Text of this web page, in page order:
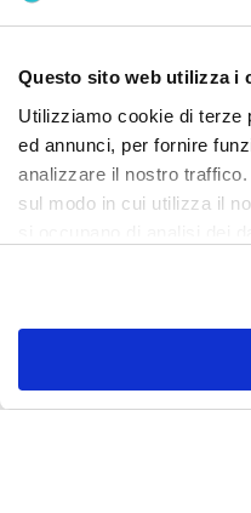
Questo sito web utilizza i
Utilizziamo cookie di terze
ed annunci, per fornire
analizzare il nostro
sul modo in cui utilizza il
fornito loro o che hanno
sito e cookie. I cookie
su ok. Puoi scegliere di
LinkedIn Facebook Instagram YouTube Vimeo